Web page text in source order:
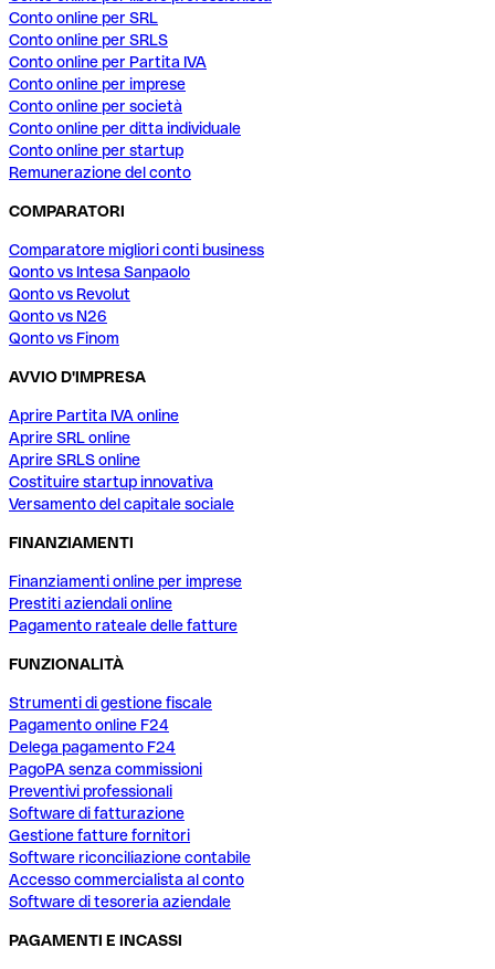
Conto online per SRL
Conto online per SRLS
Conto online per Partita IVA
Conto online per imprese
Conto online per società
Conto online per ditta individuale
Conto online per startup
Remunerazione del conto
COMPARATORI
Comparatore migliori conti business
Qonto vs Intesa Sanpaolo
Qonto vs Revolut
Qonto vs N26
Qonto vs Finom
AVVIO D'IMPRESA
Aprire Partita IVA online
Aprire SRL online
Aprire SRLS online
Costituire startup innovativa
Versamento del capitale sociale
FINANZIAMENTI
Finanziamenti online per imprese
Prestiti aziendali online
Pagamento rateale delle fatture
FUNZIONALITÀ
Strumenti di gestione fiscale
Pagamento online F24
Delega pagamento F24
PagoPA senza commissioni
Preventivi professionali
Software di fatturazione
Gestione fatture fornitori
Software riconciliazione contabile
Accesso commercialista al conto
Software di tesoreria aziendale
PAGAMENTI E INCASSI